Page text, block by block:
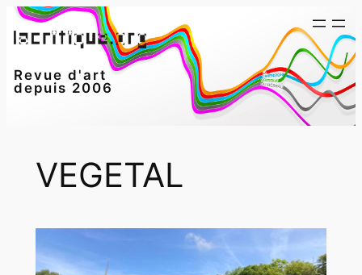
Aller
au
Revue d'art
depuis 2006
VEGETAL